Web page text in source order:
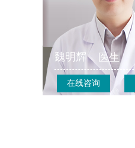
魏明辉 医生
在线咨询